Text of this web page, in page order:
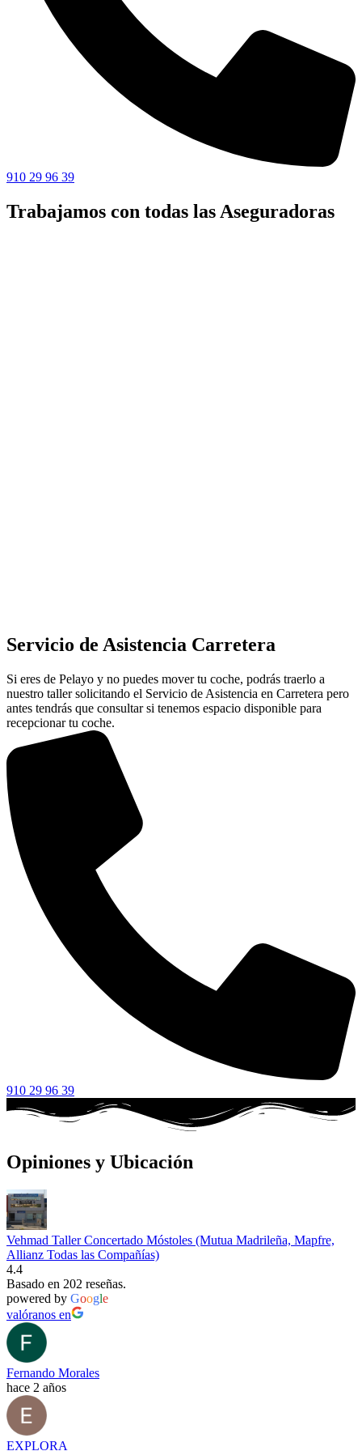
910 29 96 39
Trabajamos con todas las Aseguradoras
Servicio de Asistencia Carretera
Si eres de Pelayo y no puedes mover tu coche, podrás traerlo a
nuestro taller solicitando el Servicio de Asistencia en Carretera pero
antes tendrás que consultar si tenemos espacio disponible para
recepcionar tu coche.
910 29 96 39
Opiniones y Ubicación
Vehmad Taller Concertado Móstoles (Mutua Madrileña, Mapfre,
Allianz Todas las Compañías)
4.4
Basado en 202 reseñas.
powered by Google
valóranos en
Fernando Morales
hace 2 años
EXPLORA